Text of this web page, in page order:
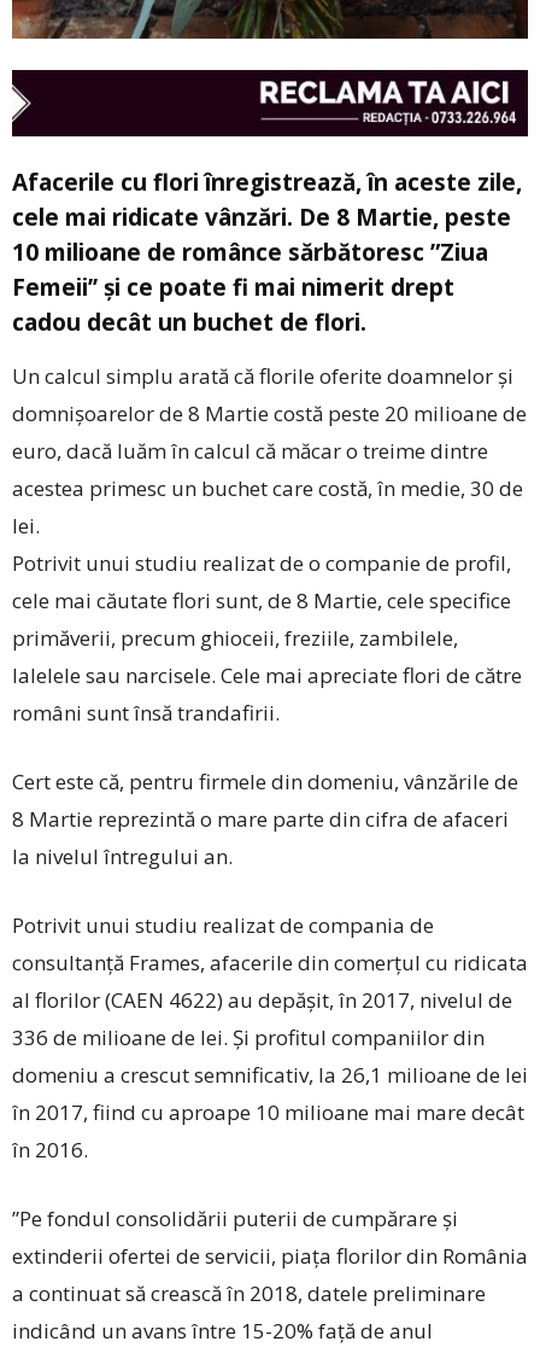
Afacerile cu flori înregistrează, în aceste zile,
cele mai ridicate vânzări. De 8 Martie, peste
10 milioane de românce sărbătoresc ”Ziua
Femeii’’ și ce poate fi mai nimerit drept
cadou decât un buchet de flori.
Un calcul simplu arată că florile oferite doamnelor și
domnișoarelor de 8 Martie costă peste 20 milioane de
euro, dacă luăm în calcul că măcar o treime dintre
acestea primesc un buchet care costă, în medie, 30 de
lei.
Potrivit unui studiu realizat de o companie de profil,
cele mai căutate flori sunt, de 8 Martie, cele specifice
primăverii, precum ghioceii, freziile, zambilele,
lalelele sau narcisele. Cele mai apreciate flori de către
români sunt însă trandafirii.
Cert este că, pentru firmele din domeniu, vânzările de
8 Martie reprezintă o mare parte din cifra de afaceri
la nivelul întregului an.
Potrivit unui studiu realizat de compania de
consultanță Frames, afacerile din comerțul cu ridicata
al florilor (CAEN 4622) au depășit, în 2017, nivelul de
336 de milioane de lei. Și profitul companiilor din
domeniu a crescut semnificativ, la 26,1 milioane de lei
în 2017, fiind cu aproape 10 milioane mai mare decât
în 2016.
”Pe fondul consolidării puterii de cumpărare și
extinderii ofertei de servicii, piața florilor din România
a continuat să crească în 2018, datele preliminare
indicând un avans între 15-20% față de anul